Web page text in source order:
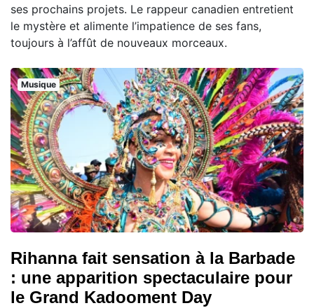
ses prochains projets. Le rappeur canadien entretient
le mystère et alimente l’impatience de ses fans,
toujours à l’affût de nouveaux morceaux.
Musique
Rihanna fait sensation à la Barbade
: une apparition spectaculaire pour
le Grand Kadooment Day